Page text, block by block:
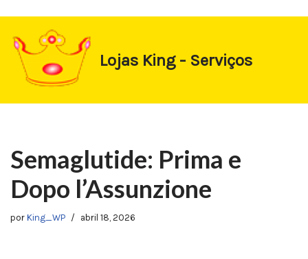
Pular
para
conteúdo
Lojas King - Serviços
Semaglutide: Prima e
Dopo l’Assunzione
por King_WP abril 18, 2026